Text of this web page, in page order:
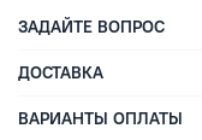
ЗАДАЙТЕ ВОПРОС
ДОСТАВКА
ВАРИАНТЫ ОПЛАТЫ